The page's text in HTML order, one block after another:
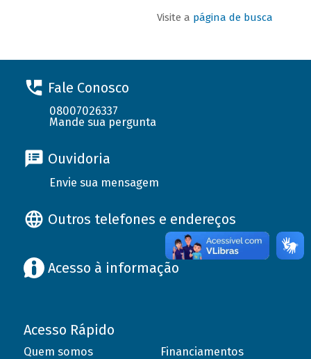
Visite a página de busca
Fale Conosco
08007026337
Mande sua pergunta
Ouvidoria
Envie sua mensagem
Outros telefones e endereços
Acesso à informação
Acesso Rápido
Quem somos
Financiamentos